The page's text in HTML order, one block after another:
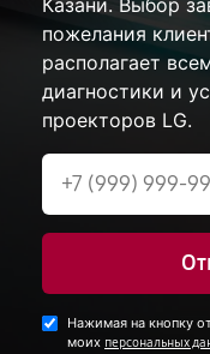
Казани. Выбор
пожелания
располагает
диагностики и
проекторов LG.
Нажимая на кнопку
моих персональных